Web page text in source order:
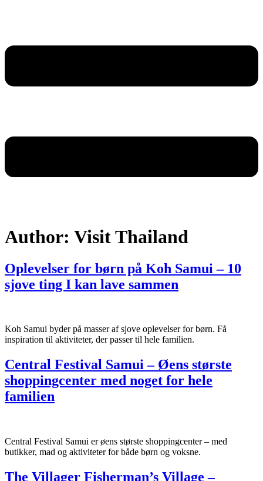
Author: Visit Thailand
Oplevelser for børn på Koh Samui – 10
sjove ting I kan lave sammen
Koh Samui byder på masser af sjove oplevelser for børn. Få
inspiration til aktiviteter, der passer til hele familien.
Central Festival Samui – Øens største
shoppingcenter med noget for hele
familien
Central Festival Samui er øens største shoppingcenter – med
butikker, mad og aktiviteter for både børn og voksne.
The Villager Fisherman’s Village –